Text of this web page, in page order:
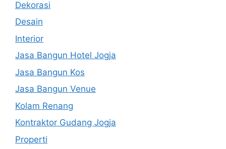
Dekorasi
Desain
Interior
Jasa Bangun Hotel Jogja
Jasa Bangun Kos
Jasa Bangun Venue
Kolam Renang
Kontraktor Gudang Jogja
Properti